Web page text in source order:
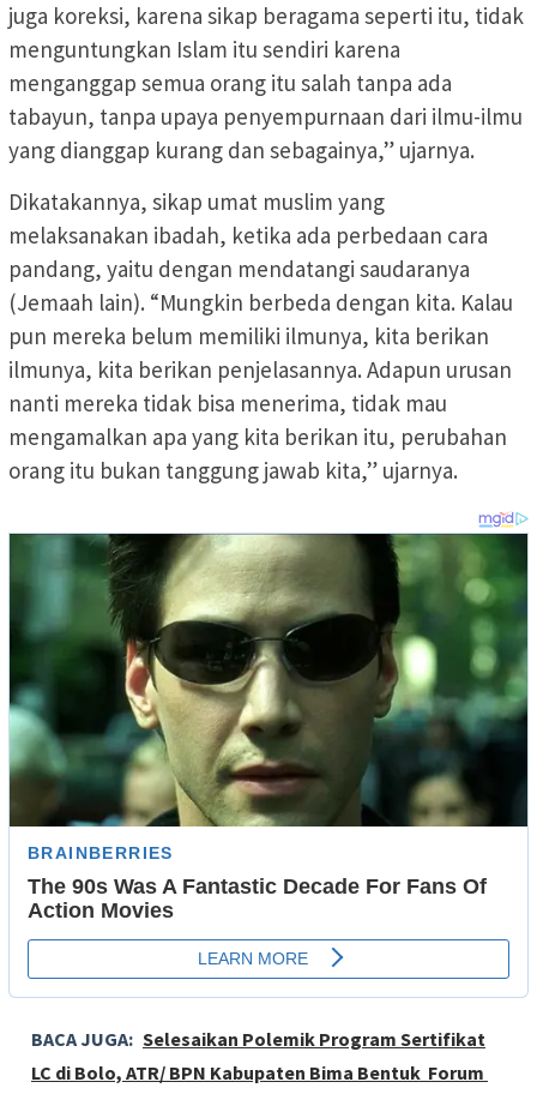
juga koreksi, karena sikap beragama seperti itu, tidak
menguntungkan Islam itu sendiri karena
menganggap semua orang itu salah tanpa ada
tabayun, tanpa upaya penyempurnaan dari ilmu-ilmu
yang dianggap kurang dan sebagainya,” ujarnya.
Dikatakannya, sikap umat muslim yang
melaksanakan ibadah, ketika ada perbedaan cara
pandang, yaitu dengan mendatangi saudaranya
(Jemaah lain). “Mungkin berbeda dengan kita. Kalau
pun mereka belum memiliki ilmunya, kita berikan
ilmunya, kita berikan penjelasannya. Adapun urusan
nanti mereka tidak bisa menerima, tidak mau
mengamalkan apa yang kita berikan itu, perubahan
orang itu bukan tanggung jawab kita,” ujarnya.
BACA JUGA: Selesaikan Polemik Program Sertifikat
LC di Bolo, ATR/ BPN Kabupaten Bima Bentuk Forum